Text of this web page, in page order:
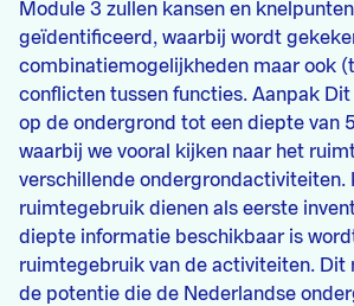
Module 3 zullen kansen en
geïdentificeerd, waarbij wordt
combinatiemogelijkheden maar ook
conflicten tussen functies. Aanpak
op de ondergrond tot een diepte van
waarbij we vooral kijken naar het
verschillende ondergrondactiviteiten.
ruimtegebruik dienen als eerste
diepte informatie beschikbaar is
ruimtegebruik van de activiteiten. Dit
de potentie die de Nederlandse